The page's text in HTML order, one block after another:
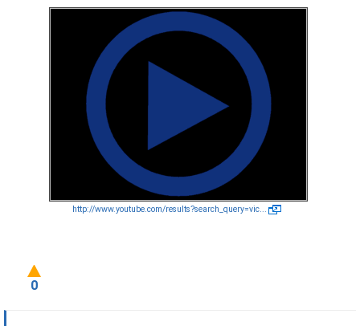
http://www.youtube.com/results?search_query=vic...
0